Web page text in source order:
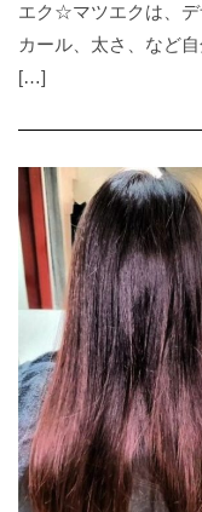
エク☆マツエクは、デ
カール、太さ、など
[…]